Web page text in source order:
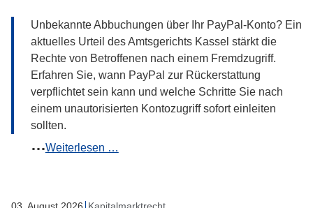
Unbekannte Abbuchungen über Ihr PayPal-Konto? Ein
aktuelles Urteil des Amtsgerichts Kassel stärkt die
Rechte von Betroffenen nach einem Fremdzugriff.
Erfahren Sie, wann PayPal zur Rückerstattung
verpflichtet sein kann und welche Schritte Sie nach
einem unautorisierten Kontozugriff sofort einleiten
sollten.
Weiterlesen …
03 August 2026 Kapitalmarktrecht